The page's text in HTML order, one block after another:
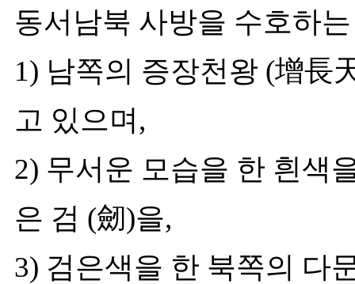
동서남북 사방을 수호하
1) 남쪽의 증장천왕 (增長
고 있으며,
2) 무서운 모습을 한 흰색
은 검 (劒)을,
3) 검은색을 한 북쪽의 다